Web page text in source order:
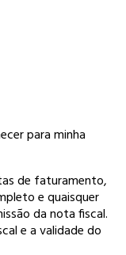
para minha
de faturamento,
e quaisquer
da nota fiscal.
e a validade do